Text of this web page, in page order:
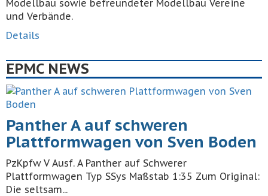
Modellbau sowie befreundeter Modellbau Vereine
und Verbände.
Details
EPMC NEWS
Panther A auf schweren
Plattformwagen von Sven Boden
PzKpfw V Ausf. A Panther auf Schwerer
Plattformwagen Typ SSys Maßstab 1:35 Zum Original:
Die seltsam...